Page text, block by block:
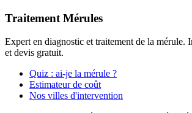
Traitement Mérules
Expert en diagnostic et traitement de la mérule.
et devis gratuit.
Quiz : ai-je la mérule ?
Estimateur de coût
Nos villes d'intervention